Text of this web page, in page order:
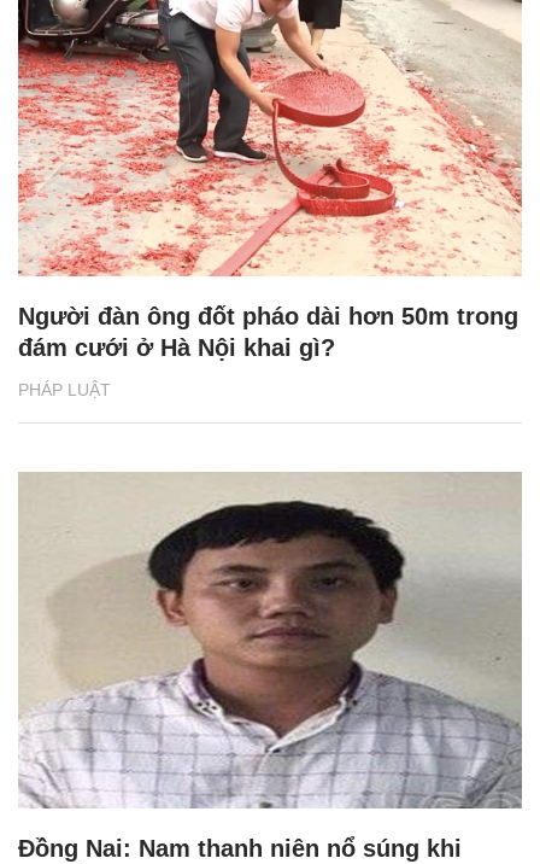
PHÁP LUẬT
Người đàn ông đốt pháo dài hơn 50m trong
đám cưới ở Hà Nội khai gì?
Đồng Nai: Nam thanh niên nổ súng khi